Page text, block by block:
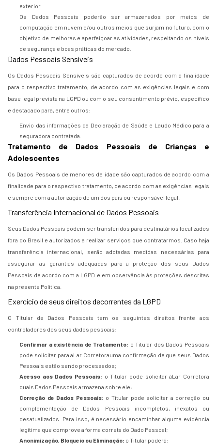
exterior.
Os Dados Pessoais poderão ser armazenados por meios de
computação em nuvem e/ou outros meios que surjam no futuro, com o
objetivo de melhoras e aperfeiçoar as atividades, respeitando os níveis
de segurança e boas práticas do mercado.
Dados Pessoais Sensíveis
Os Dados Pessoais Sensíveis são capturados de acordo com a finalidade
para o respectivo tratamento, de acordo com as exigências legais e com
base legal prevista na LGPD ou com o seu consentimento prévio, específico
e destacado para, entre outros:
Envio das informações da Declaração de Saúde e Laudo Médico para a
seguradora contratada.
Tratamento de Dados Pessoais de Crianças e
Adolescentes
Os Dados Pessoais de menores de idade são capturados de acordo com a
finalidade para o respectivo tratamento, de acordo com as exigências legais
e sempre com a autorização de um dos pais ou responsável legal.
Transferência Internacional de Dados Pessoais
Seus Dados Pessoais podem ser transferidos para destinatários localizados
fora do Brasil e autorizados a realizar serviços que contratarmos. Caso haja
transferência internacional, serão adotadas medidas necessárias para
assegurar as garantias adequadas para a proteção dos seus Dados
Pessoais de acordo com a LGPD e em observância às proteções descritas
na presente Política.
Exercício de seus direitos decorrentes da LGPD
O Titular de Dados Pessoais tem os seguintes direitos frente aos
controladores dos seus dados pessoais:
Confirmar a existência de Tratamento: o Titular dos Dados Pessoais
pode solicitar para aLar Corretorauma confirmação de que seus Dados
Pessoais estão sendo processados;
Acesso aos Dados Pessoais: o Titular pode solicitar àLar Corretora
quais Dados Pessoais armazena sobre ele;
Correção de Dados Pessoais: o Titular pode solicitar a correção ou
complementação de Dados Pessoais incompletos, inexatos ou
desatualizados. Para isso, é necessário encaminhar alguma evidência
legítima que comprove a forma correta do Dado Pessoal;
Anonimização, Bloqueio ou Eliminação: o Titular poderá: